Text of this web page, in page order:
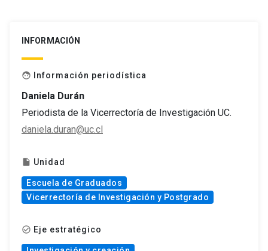
INFORMACIÓN
face Información periodística
Daniela Durán
Periodista de la Vicerrectoría de Investigación UC.
daniela.duran@uc.cl
insert_drive_file Unidad
Escuela de Graduados
Vicerrectoría de Investigación y Postgrado
check_circle_outline Eje estratégico